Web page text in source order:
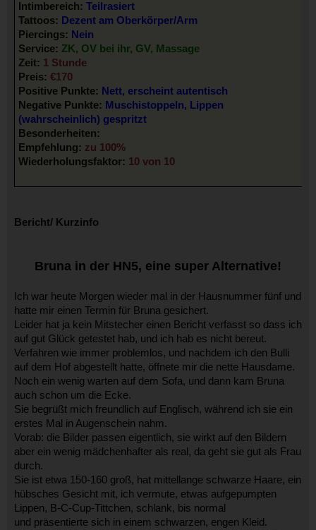
Intimbereich: Teilrasiert
Tattoos: Dezent am Oberkörper/Arm
Piercings: Nein
Service: ZK, OV bei ihr, GV, Massage
Zeit: 1 Stunde
Preis: €170
Positive Punkte: Nett, erscheint autentisch
Negative Punkte: Muschistoppeln, Lippen
(wahrscheinlich) gespritzt
Besonderheiten:
Empfehlung: zu 100%
Wiederholungsfaktor: 10 von 10
Bericht/ Kurzinfo
Bruna in der HN5, eine super Alternative!
Ich war heute Morgen wieder mal in der Hausnummer fünf und
hatte mir einen Termin für Bruna gesichert.
Leider hat ja kein Mitstecher einen Bericht verfasst so dass ich
auf gut Glück getestet hab, und ich hab es nicht bereut.
Verfahren wie immer problemlos, und nachdem ich den Bulli
auf dem Hof abgestellt hatte, öffnete mir die nette Hausdame.
Noch ein wenig warten auf dem Sofa, und dann kam Bruna
auch schon um die Ecke.
Sie begrüßt mich freundlich auf Englisch, während ich sie ein
erstes Mal in Augenschein nahm.
Vorab: die Bilder passen eigentlich, sie wirkt auf den Bildern
aber ein wenig mädchenhafter als real, da geht sie gut als Frau
durch.
Sie ist etwa 150-160 groß, hat mittellange schwarze Haare, ein
hübsches Gesicht mit, ich vermute, etwas aufgepumpten
Lippen, B-C-Cup-Tittchen, schlank, bis normal
und präsentierte sich in einem schwarzen, engen Kleid.